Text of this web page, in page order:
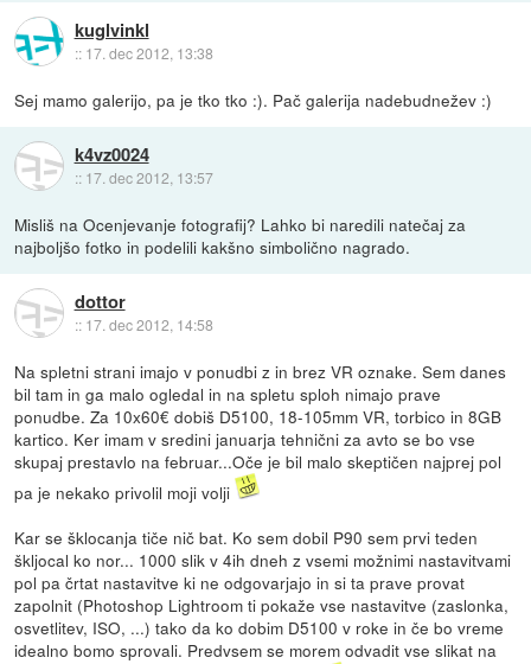
kuglvinkl
:: 17. dec 2012, 13:38
Sej mamo galerijo, pa je tko tko :). Pač galerija nadebudnežev :)
k4vz0024
:: 17. dec 2012, 13:57
Misliš na Ocenjevanje fotografij? Lahko bi naredili natečaj za
najboljšo fotko in podelili kakšno simbolično nagrado.
dottor
:: 17. dec 2012, 14:58
Na spletni strani imajo v ponudbi z in brez VR oznake. Sem danes
bil tam in ga malo ogledal in na spletu sploh nimajo prave
ponudbe. Za 10x60€ dobiš D5100, 18-105mm VR, torbico in 8GB
kartico. Ker imam v sredini januarja tehnični za avto se bo vse
skupaj prestavlo na februar...Oče je bil malo skeptičen najprej pol
pa je nekako privolil moji volji
Kar se šklocanja tiče nič bat. Ko sem dobil P90 sem prvi teden
škljocal ko nor... 1000 slik v 4ih dneh z vsemi možnimi nastavitvami
pol pa črtat nastavitve ki ne odgovarjajo in si ta prave provat
zapolnit (Photoshop Lightroom ti pokaže vse nastavitve (zaslonka,
osvetlitev, ISO, ...) tako da ko dobim D5100 v roke in če bo vreme
idealno bomo sprovali. Predvsem se morem odvadit vse slikat na